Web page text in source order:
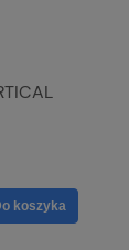
koszyka